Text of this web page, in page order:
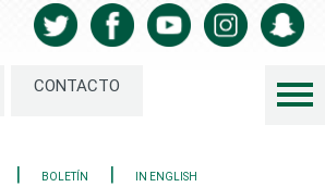
CONTACTO
| BOLETÍN | IN ENGLISH